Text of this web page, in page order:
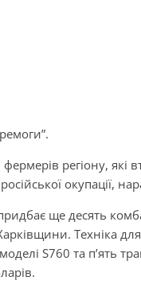
регіону, які
окупації,
ще десять
Техніка для
S760 та п’ять